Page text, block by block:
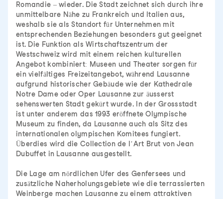
Romandie – wieder. Die Stadt zeichnet sich durch ihre
unmittelbare Nähe zu Frankreich und Italien aus,
weshalb sie als Standort für Unternehmen mit
entsprechenden Beziehungen besonders gut geeignet
ist. Die Funktion als Wirtschaftszentrum der
Westschweiz wird mit einem reichen kulturellen
Angebot kombiniert: Museen und Theater sorgen für
ein vielfältiges Freizeitangebot, während Lausanne
aufgrund historischer Gebäude wie der Kathedrale
Notre Dame oder Oper Lausanne zur äusserst
sehenswerten Stadt gekürt wurde. In der Grossstadt
ist unter anderem das 1993 eröffnete Olympische
Museum zu finden, da Lausanne auch als Sitz des
internationalen olympischen Komitees fungiert.
Überdies wird die Collection de l’Art Brut von Jean
Dubuffet in Lausanne ausgestellt.
Die Lage am nördlichen Ufer des Genfersees und
zusätzliche Naherholungsgebiete wie die terrassierten
Weinberge machen Lausanne zu einem attraktiven